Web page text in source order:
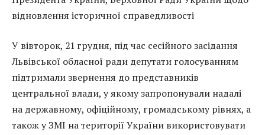
відновлення історичної справедливості
У вівторок, 21 грудня, під час сесійного засідання
Львівської обласної ради депутати голосуванням
підтримали звернення до представників
центральної влади, у якому запропонували надалі
на державному, офіційному, громадському рівнях, а
також у ЗМІ на території України використовувати